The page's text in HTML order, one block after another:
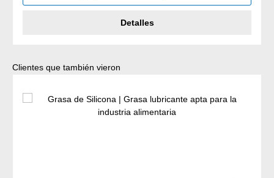
Detalles
Omitir la galería de productos
Clientes que también vieron